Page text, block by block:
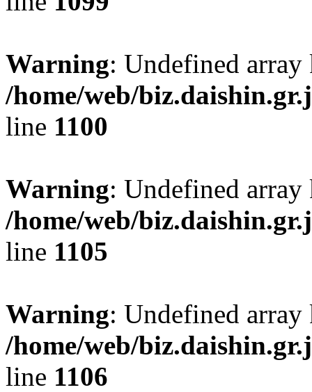
Warning: Undefined
/home/web/
line 1100
Warning: Undefined
/home/web/
line 1105
Warning: Undefined
/home/web/
line 1106